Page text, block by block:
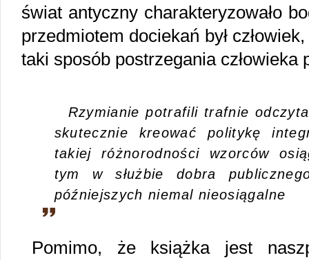
świat antyczny charakteryzowało
przedmiotem dociekań był
taki sposób postrzegania człowieka
Rzymianie potrafili trafnie
skutecznie kreować politykę
takiej różnorodności wzorców
tym w służbie dobra
późniejszych niemal nieosiągalne
Pomimo, że książka jest